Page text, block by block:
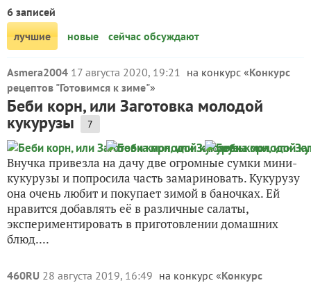
6 записей
лучшие
новые сейчас обсуждают
Asmera2004 17 августа 2020, 19:21 на конкурс «Конкурс
рецептов "Готовимся к зиме"»
Беби корн, или Заготовка молодой
кукурузы 7
Внучка привезла на дачу две огромные сумки мини-
кукурузы и попросила часть замариновать. Кукурузу
она очень любит и покупает зимой в баночках. Ей
нравится добавлять её в различные салаты,
экспериментировать в приготовлении домашних
блюд....
460RU 28 августа 2019, 16:49 на конкурс «Конкурс